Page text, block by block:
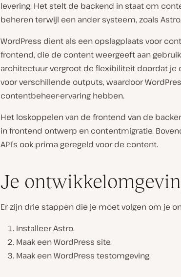
levering. Het stelt de backend in staat om
beheren terwijl een ander systeem, zoals
WordPress dient als een opslagplaats voor
frontend, die de content weergeeft aan
architectuur vergroot de flexibiliteit doordat je
voor verschillende outputs, waardoor
contentbeheer-ervaring hebben.
Het loskoppelen van de frontend van de
in frontend ontwerp en contentmigratie.
API’s ook prima geregeld voor de content.
Je
Er zijn drie stappen die je moet volgen om je
Installeer Astro.
Maak een WordPress site.
Maak een WordPress testomgeving.